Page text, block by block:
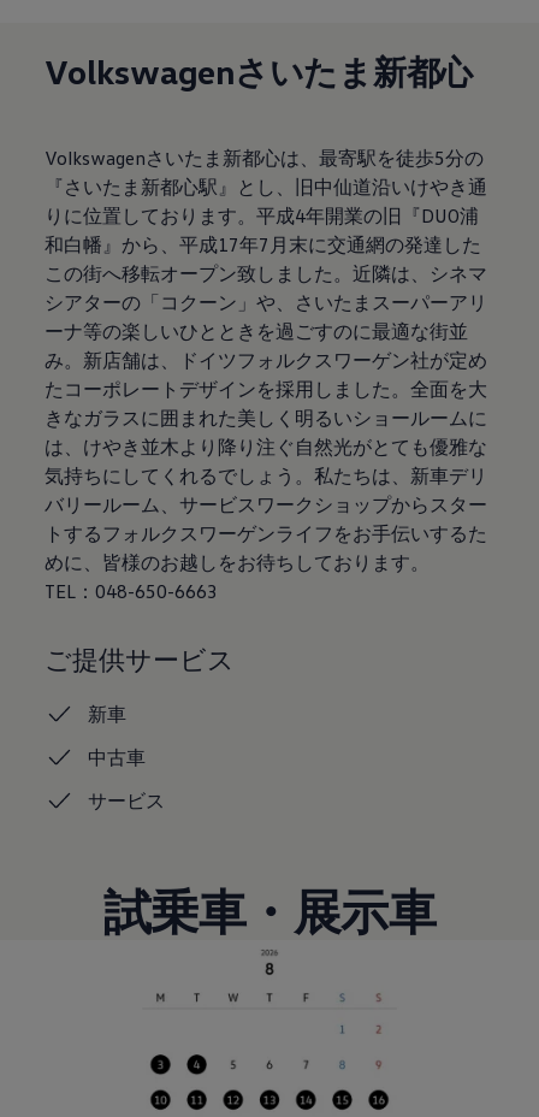
Lifestyle & goods
Car Navigation System
リサイクルへの取組み
警告灯とインジケーターランプ
特定整備情報
ユーザーガイド
運転上の注意
自動車リサイクル法
ロイヤリティプログラム
安心プログラム
メンテナンスプログラム
延長保証ウォルフィサポート
カスタマーセンター
タイヤパンク補償
認定中古車
“Certified Pre-Owned”の品質とは
延長保証サービスガイド
9つの約束
スマート買取
キャンペーン/ファイナンスプログラム
フォルクスワーゲンについて
企業情報
会社概要
正規ディーラー地域別採用情報
倫理・リスク管理・コンプライアンス
2023
2021
2017
2016
2015
セーフティ マイスター
Volkswagenさいたま新都心
Volkswagenさいたま新都心は、最寄駅を徒歩5分の
『さいたま新都心駅』とし、旧中仙道沿いけやき通
りに位置しております。平成4年開業の旧『DUO浦
和白幡』から、平成17年7月末に交通網の発達した
この街へ移転オープン致しました。近隣は、シネマ
シアターの「コクーン」や、さいたまスーパーアリ
ーナ等の楽しいひとときを過ごすのに最適な街並
み。新店舗は、ドイツフォルクスワーゲン社が定め
たコーポレートデザインを採用しました。全面を大
きなガラスに囲まれた美しく明るいショールームに
は、けやき並木より降り注ぐ自然光がとても優雅な
気持ちにしてくれるでしょう。私たちは、新車デリ
バリールーム、サービスワークショップからスター
トするフォルクスワーゲンライフをお手伝いするた
めに、皆様のお越しをお待ちしております。
TEL：048-650-6663
ご提供サービス
新車
中古車
サービス
試乗車・展示車